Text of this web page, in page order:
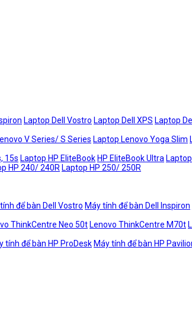
Laptop Dell Vostro Laptop Dell XPS Laptop
V Series/ S Series Laptop Lenovo Yoga Slim
15s Laptop HP EliteBook HP EliteBook Ultra
HP 240/ 240R Laptop HP 250/ 250R
để bàn Dell Vostro Máy tính để bàn Dell Inspiron
ThinkCentre Neo 50t Lenovo ThinkCentre M70t
tính để bàn HP ProDesk Máy tính để bàn HP